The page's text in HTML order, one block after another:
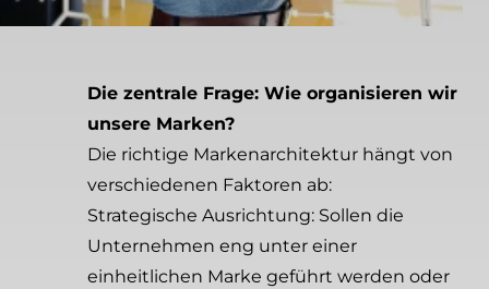
Die zentrale Frage: Wie organisieren wir
unsere Marken?
Die richtige Markenarchitektur hängt von
verschiedenen Faktoren ab:
Strategische Ausrichtung: Sollen die
Unternehmen eng unter einer
einheitlichen Marke geführt werden oder